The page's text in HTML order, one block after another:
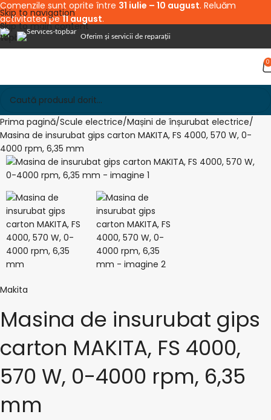
Skip to navigation
Skip to main content
Oferim și servicii de reparații
0
Prima pagină Scule electrice Mașini de înșurubat electrice
Masina de insurubat gips carton MAKITA, FS 4000, 570 W, 0-
4000 rpm, 6,35 mm
Makita
Masina de insurubat gips
carton MAKITA, FS 4000,
570 W, 0-4000 rpm, 6,35
mm
Comenzile sunt oprite între 31 iulie – 10 august. Reluăm
activitatea pe11 august.